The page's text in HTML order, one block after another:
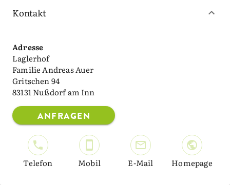
Kontakt
Adresse
Laglerhof
Familie Andreas Auer
Gritschen 94
83131 Nußdorf am Inn
ANFRAGEN
Telefon Mobil E-Mail Homepage